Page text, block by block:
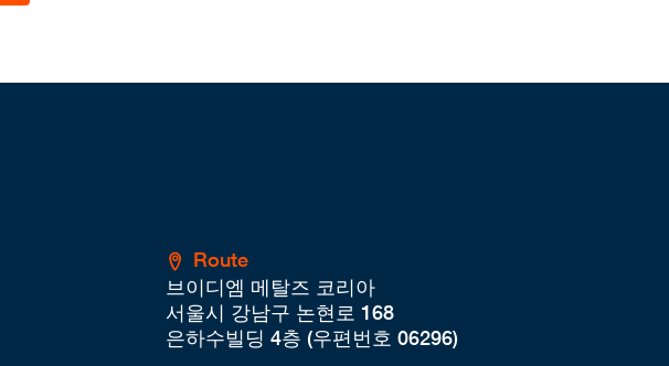
Route
브이디엠 메탈즈 코리아
서울시 강남구 논현로 168
은하수빌딩 4층 (우편번호 06296)